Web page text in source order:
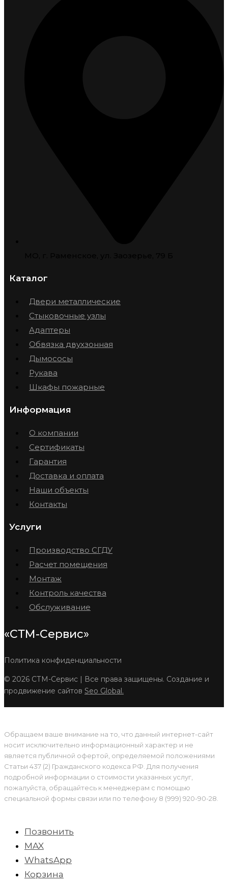
Каталог
Двери металлические
Стыковочные узлы
Адаптеры
Обвязка двухзонная
Дымососы
Рукава
Шкафы пожарные
Информация
О компании
Сертификаты
Гарантия
Доставка и оплата
Наши объекты
Контакты
Услуги
Производство СГДУ
Расчет помещения
Монтаж
Контроль качества
Обслуживание
«СТМ-Сервис»
Политика конфиденциальности
© 2026 СТМ-Сервис | Все права защищены. Создание и
продвижение сайтов Seo Global.
Обращаем ваше внимание на то, что данный интернет-сайт
носит исключительно информационный характер и не
является публичной офертой, определяемой положениями
Статьи 437 (2) Гражданского кодекса РФ. Для получения
подробной информации о стоимости указанных услуг,
пожалуйста, обращайтесь к менеджерам с помощью
специальной формы связи или по телефону 8 (999) 920-90-28.
Позвонить
MAX
WhatsApp
Корзина